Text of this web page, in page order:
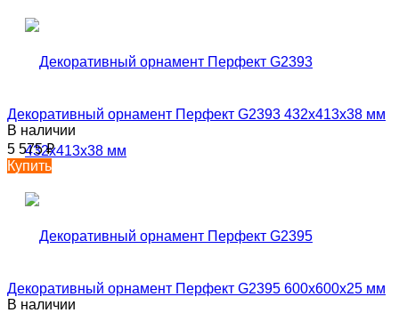
Декоративный орнамент Перфект G2393 432х413х38 мм
В наличии
5 575₽
Купить
Декоративный орнамент Перфект G2395 600х600х25 мм
В наличии